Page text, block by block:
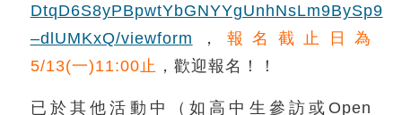
DtqD6S8yPBpwtYbGNYYgUnhNsLm9BySp9
–dlUMKxQ/viewform ， 報名截止日為
5/13(一)11:00止 ，歡迎報名！！
已於其他活動中（如高中生參訪或Open